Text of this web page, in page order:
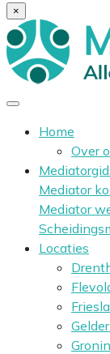
×
Home
Over
Mediator
Mediator
Locaties